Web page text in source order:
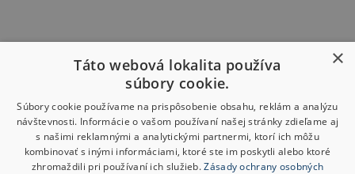
×
Táto webová lokalita používa
súbory cookie.
Súbory cookie používame na prispôsobenie obsahu, reklám a analýzu
návštevnosti. Informácie o vašom používaní našej stránky zdieľame aj
s našimi reklamnými a analytickými partnermi, ktorí ich môžu
kombinovať s inými informáciami, ktoré ste im poskytli alebo ktoré
zhromaždili pri používaní ich služieb.Zásady ochrany osobných